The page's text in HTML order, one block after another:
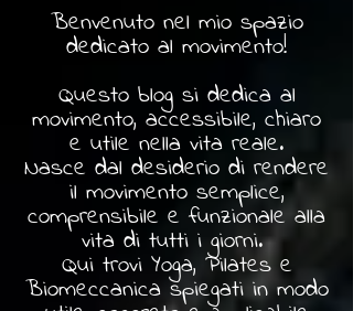
Benvenuto nel mio spazio
dedicato al movimento!
Questo blog si dedica al
movimento, accessibile, chiaro
e utile nella vita reale.
Nasce dal desiderio di rendere
il movimento semplice,
comprensibile e funzionale alla
vita di tutti i giorni.
Qui trovi Yoga, Pilates e
Biomeccanica spiegati in modo